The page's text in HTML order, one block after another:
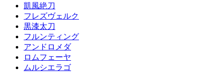
凱風絶刀
フレズヴェルク
黒漆太刀
フルンティング
アンドロメダ
ロムフェーヤ
ムルシエラゴ